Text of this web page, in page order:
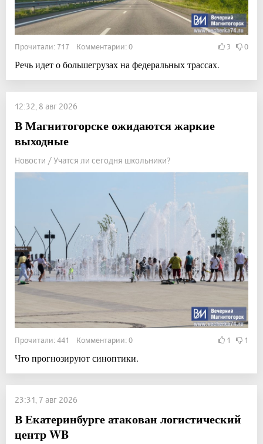
Прочитали: 717 Комментарии: 0 3 0
Речь идет о большегрузах на федеральных трассах.
12:32, 8 авг 2026
В Магнитогорске ожидаются жаркие
выходные
Новости / Учатся ли сегодня школьники?
Прочитали: 441 Комментарии: 0 1 1
Что прогнозируют синоптики.
23:31, 7 авг 2026
В Екатеринбурге атакован логистический
центр WB